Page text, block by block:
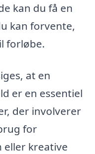
kan du få en
kan forvente,
forløbe.
at en
er en essentiel
der involverer
for
eller kreative